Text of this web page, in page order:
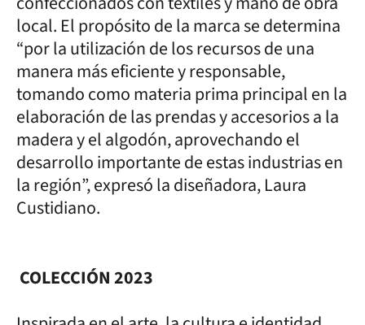
local. El propósito de la marca se determina
“por la utilización de los recursos de una
manera más eficiente y responsable,
tomando como materia prima principal en la
elaboración de las prendas y accesorios a la
madera y el algodón, aprovechando el
desarrollo importante de estas industrias en
la región”, expresó la diseñadora, Laura
Custidiano.
COLECCIÓN 2023